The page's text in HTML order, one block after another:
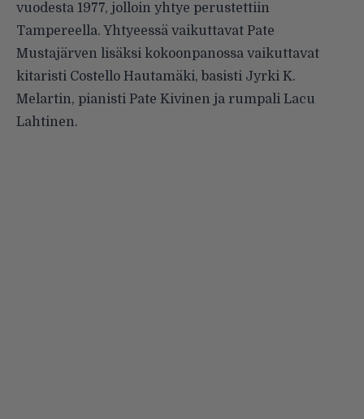
vuodesta 1977, jolloin yhtye perustettiin
Tampereella. Yhtyeessä vaikuttavat Pate
Mustajärven lisäksi kokoonpanossa vaikuttavat
kitaristi Costello Hautamäki, basisti Jyrki K.
Melartin, pianisti Pate Kivinen ja rumpali Lacu
Lahtinen.